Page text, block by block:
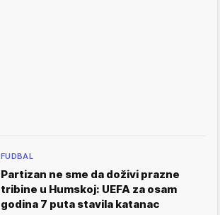
FUDBAL
Partizan ne sme da doživi prazne
tribine u Humskoj: UEFA za osam
godina 7 puta stavila katanac